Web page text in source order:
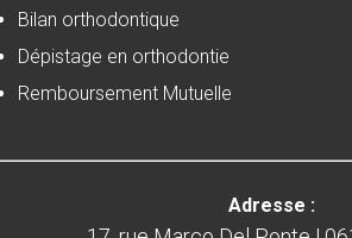
Bilan orthodontique
Dépistage en orthodontie
Remboursement Mutuelle
Adresse :